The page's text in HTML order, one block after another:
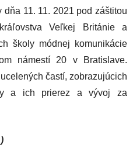
11. 11. 2021 pod záštitou
Veľkej Británie a
školy módnej komunikácie
námestí 20 v Bratislave.
častí, zobrazujúcich
a ich prierez a vývoj za